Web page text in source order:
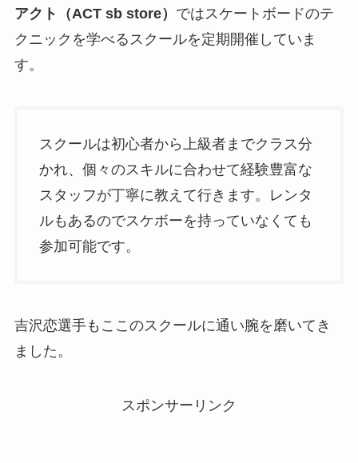
アクト（ACT sb store） ではスケートボードのテ
クニックを学べるスクールを定期開催していま
す。
スクールは初心者から上級者までクラス分
かれ、個々のスキルに合わせて経験豊富な
スタッフが丁寧に教えて行きます。レンタ
ルもあるのでスケボーを持っていなくても
参加可能です。
吉沢恋選手もここのスクールに通い腕を磨いてき
ました。
スポンサーリンク